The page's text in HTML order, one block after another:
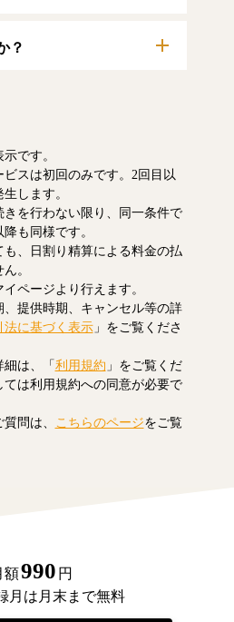
マイページにてご確認い
？
ます。なお、日割り清算
です。
スは初回のみです。2回目以
します。
きを行わない限り、同一条件で
も同様です。
、日割り精算による料金の払
。
ページより行えます。
提供時期、キャンセル等の詳
法に基づく表示」をご覧くださ
細は、「利用規約 」をご覧くだ
ては利用規約への同意が必要で
問は、
こちらのページをご覧
額990 円
月は月末まで無料